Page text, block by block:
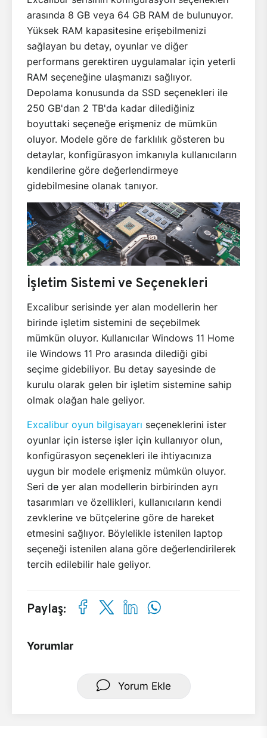
arasında 8 GB veya 64 GB RAM de bulunuyor.
Yüksek RAM kapasitesine erişebilmenizi
sağlayan bu detay, oyunlar ve diğer
performans gerektiren uygulamalar için yeterli
RAM seçeneğine ulaşmanızı sağlıyor.
Depolama konusunda da SSD seçenekleri ile
250 GB'dan 2 TB'da kadar dilediğiniz
boyuttaki seçeneğe erişmeniz de mümkün
oluyor. Modele göre de farklılık gösteren bu
detaylar, konfigürasyon imkanıyla kullanıcıların
kendilerine göre değerlendirmeye
gidebilmesine olanak tanıyor.
İşletim Sistemi ve Seçenekleri
Excalibur serisinde yer alan modellerin her
birinde işletim sistemini de seçebilmek
mümkün oluyor. Kullanıcılar Windows 11 Home
ile Windows 11 Pro arasında dilediği gibi
seçime gidebiliyor. Bu detay sayesinde de
kurulu olarak gelen bir işletim sistemine sahip
olmak olağan hale geliyor.
Excalibur oyun bilgisayarı seçeneklerini ister
oyunlar için isterse işler için kullanıyor olun,
konfigürasyon seçenekleri ile ihtiyacınıza
uygun bir modele erişmeniz mümkün oluyor.
Seri de yer alan modellerin birbirinden ayrı
tasarımları ve özellikleri, kullanıcıların kendi
zevklerine ve bütçelerine göre de hareket
etmesini sağlıyor. Böylelikle istenilen laptop
seçeneği istenilen alana göre değerlendirilerek
tercih edilebilir hale geliyor.
Paylaş:
Yorumlar
Yorum Ekle